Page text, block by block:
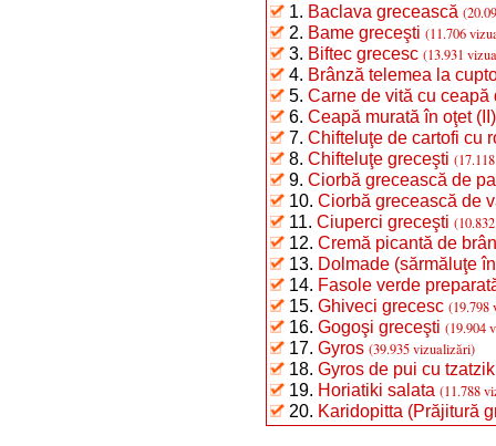
1. Baclava grecească
2. Bame greceşti (11.706
3. Biftec grecesc (13.931
4. Brânză telemea la
5. Carne de vită cu ceapă
6. Ceapă murată în oţet (II)
7. Chifteluţe de cartofi cu
8. Chifteluţe greceşti
9. Ciorbă grecească de
10. Ciorbă grecească de
11. Ciuperci greceşti
12. Cremă picantă de
13. Dolmade (sărmăluţe
14. Fasole verde
15. Ghiveci grecesc (19.798
16. Gogoşi greceşti (19.904
17. Gyros (39.935 vizualizări)
18. Gyros de pui cu
19. Horiatiki salata (11.788
20. Karidopitta (Prăjitură